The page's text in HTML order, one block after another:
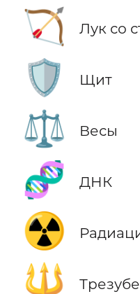
🏹 Лук со
🛡️ Щит
⚖️ Весы
🧬 ДНК
☢️
🔱